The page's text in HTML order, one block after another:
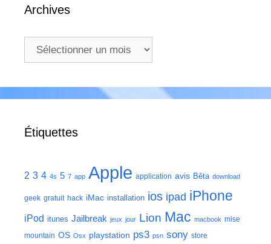
Archives
Archives
Étiquettes
2 3 4 4s 5 7 app Apple application avis Bêta download
geek gratuit hack iMac installation ios ipad iPhone
iPod itunes Jailbreak jeux jour Lion Mac macbook mise
mountain OS Osx playstation ps3 psn sony store